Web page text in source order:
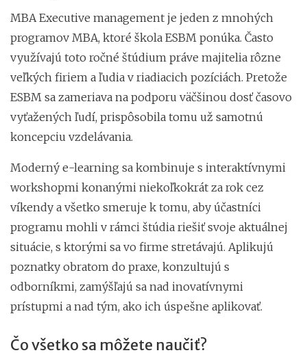
MBA Executive management je jeden z mnohých
programov MBA, ktoré škola ESBM ponúka. Často
využívajú toto ročné štúdium práve majitelia rôzne
veľkých firiem a ľudia v riadiacich pozíciách. Pretože
ESBM sa zameriava na podporu väčšinou dosť časovo
vyťažených ľudí, prispôsobila tomu už samotnú
koncepciu vzdelávania.
Moderný e-learning sa kombinuje s interaktívnymi
workshopmi konanými niekoľkokrát za rok cez
víkendy a všetko smeruje k tomu, aby účastníci
programu mohli v rámci štúdia riešiť svoje aktuálnej
situácie, s ktorými sa vo firme stretávajú. Aplikujú
poznatky obratom do praxe, konzultujú s
odborníkmi, zamýšľajú sa nad inovatívnymi
prístupmi a nad tým, ako ich úspešne aplikovať.
Čo všetko sa môžete naučiť?